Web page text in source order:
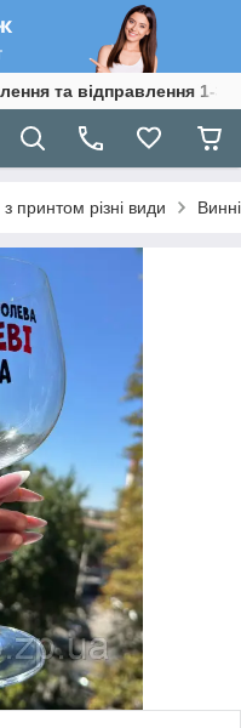
та відправлення 1-3
принтом різні види